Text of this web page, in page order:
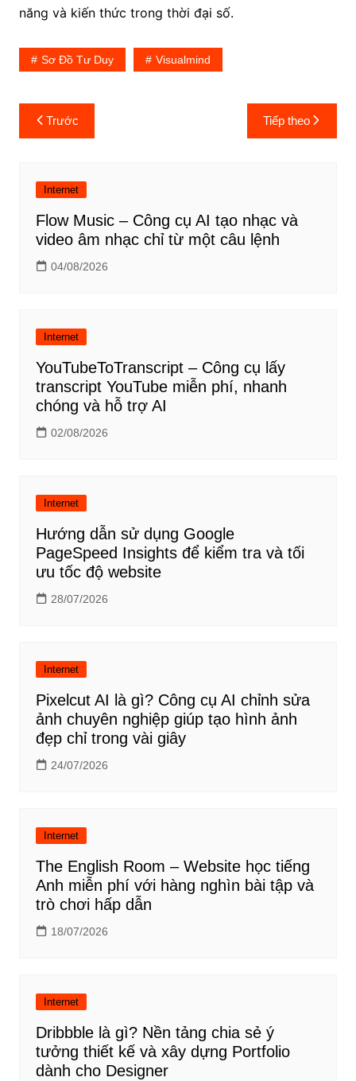
năng và kiến thức trong thời đại số.
Sơ Đồ Tư Duy Visualmind
Điều
hướng
viết
Trước Tiếp theo
Internet
Flow Music – Công cụ AI tạo nhạc và
video âm nhạc chỉ từ một câu lệnh
04/08/2026
Internet
YouTubeToTranscript – Công cụ lấy
transcript YouTube miễn phí, nhanh
chóng và hỗ trợ AI
02/08/2026
Internet
Hướng dẫn sử dụng Google
PageSpeed Insights để kiểm tra và tối
ưu tốc độ website
28/07/2026
Internet
Pixelcut AI là gì? Công cụ AI chỉnh sửa
ảnh chuyên nghiệp giúp tạo hình ảnh
đẹp chỉ trong vài giây
24/07/2026
Internet
The English Room – Website học tiếng
Anh miễn phí với hàng nghìn bài tập và
trò chơi hấp dẫn
18/07/2026
Internet
Dribbble là gì? Nền tảng chia sẻ ý
tưởng thiết kế và xây dựng Portfolio
dành cho Designer